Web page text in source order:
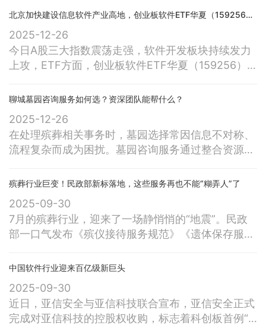
北京加快建设信息软件产业高地，创业板软件ETF华夏（159256）持仓股航天智装大涨超7%
2025-12-26
今日A股三大指数震荡走强，软件开发板块持续发力
上攻，ETF方面，创业板软件ETF华夏（159256）
科技、深信服、指南针、四方精创等股领涨。消息方
员代表大会第三次会议在京召开，大会指出，当前产
业正迎来AI主体化、软件定义一切、开源协作三大核
心趋势，经历智能操作系
聊城墓园咨询服务如何选？资深团队能帮什么？
2025-12-26
在处理殡葬相关事务时，墓园选择常因信息不对称、
流程复杂而成为困扰。墓园咨询服务通过整合资源与
的一站式支持，帮助用户更理性地完成决策。这类服
解决传统方式中信息分散、沟通低效等问题。一、服
务内容与覆盖范围：墓园咨询服务以信息查询为核
心，涵盖墓园位置、价格、墓型、环境等基础
殡葬行业巨变！民政部新标落地，这些服务再也不能“糊弄人”了
2025-09-30
7月的殡葬行业，迎来了一场静悄悄的“地震”。民政
部一口气发布《殡仪接待服务规范》《遗体保存服务
盖遗体处置、骨灰管理、网络祭扫等全流程。这是继
行业标准化进程的又一记重拳。这些看似枯燥的条
文，正在彻底改写这个“只认熟不认好”的行业规则。
今天，海哥带你拆解新规背后的
中国软件行业迎来百亿级新巨头
2025-09-30
近日，亚信安全与亚信科技联合宣布，亚信安全正式
完成对亚信科技的控股权收购，标志着科创板首例“A